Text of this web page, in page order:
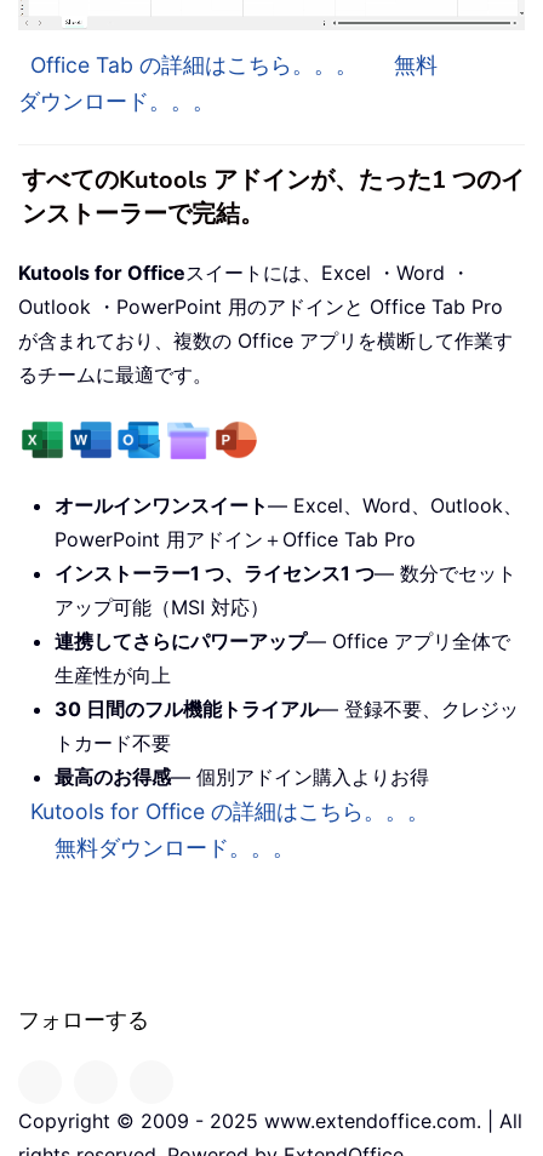
Office Tab の詳細はこちら。。。
無料
ダウンロード。。。
すべてのKutools アドインが、たった1 つのイ
ンストーラーで完結。
Kutools for Officeスイートには、Excel ・Word ・
Outlook ・PowerPoint 用のアドインと Office Tab Pro
が含まれており、複数の Office アプリを横断して作業す
るチームに最適です。
オールインワンスイート— Excel、Word、Outlook、
PowerPoint 用アドイン＋Office Tab Pro
インストーラー1 つ、ライセンス1 つ— 数分でセット
アップ可能（MSI 対応）
連携してさらにパワーアップ— Office アプリ全体で
生産性が向上
30 日間のフル機能トライアル— 登録不要、クレジッ
トカード不要
最高のお得感— 個別アドイン購入よりお得
Kutools for Office の詳細はこちら。。。
無料ダウンロード。。。
フォローする
Copyright © 2009 - 2025 www.extendoffice.com. | All